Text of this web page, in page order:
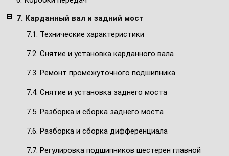
7. Карданный вал и задний мост
7.1. Технические характеристики
7.2. Снятие и установка карданного вала
7.3. Ремонт промежуточного подшипника
7.4. Снятие и установка заднего моста
7.5. Разборка и сборка заднего моста
7.6. Разборка и сборка дифференциала
7.7. Регулировка подшипников шестерен главной